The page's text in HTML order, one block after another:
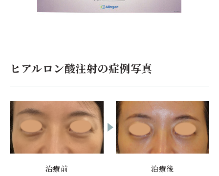
ジュビダームビスタ ボラックスの適応部位
あごの形成（シャープにする）
ヒアルロン酸注射の症例写真
治療前 治療後